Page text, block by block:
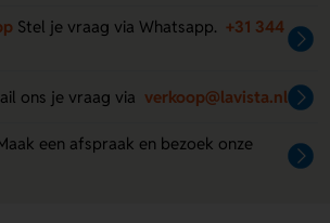
Stel je vraag via Whatsapp. +31 344
ons je vraag via verkoop@lavista.nl
een afspraak en bezoek onze